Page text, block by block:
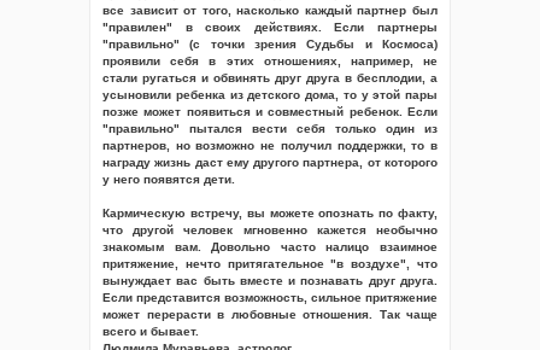
все зависит от того, насколько каждый партнер был
"правилен" в своих действиях. Если партнеры
"правильно" (с точки зрения Судьбы и Космоса)
проявили себя в этих отношениях, например, не
стали ругаться и обвинять друг друга в бесплодии, а
усыновили ребенка из детского дома, то у этой пары
позже может появиться и совместный ребенок. Если
"правильно" пытался вести себя только один из
партнеров, но возможно не получил поддержки, то в
награду жизнь даст ему другого партнера, от которого
у него появятся дети.
Кармическую встречу, вы можете опознать по факту,
что другой человек мгновенно кажется необычно
знакомым вам. Довольно часто налицо взаимное
притяжение, нечто притягательное "в воздухе", что
вынуждает вас быть вместе и познавать друг друга.
Если представится возможность, сильное притяжение
может перерасти в любовные отношения. Так чаще
всего и бывает.